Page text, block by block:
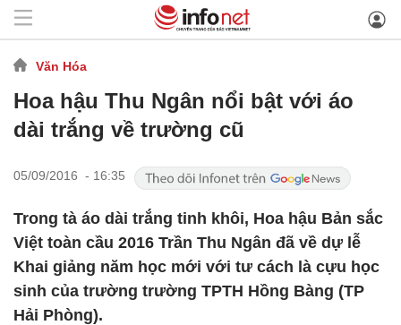
Văn Hóa
Hoa hậu Thu Ngân nổi bật với áo
dài trắng về trường cũ
05/09/2016 - 16:35
Trong tà áo dài trắng tinh khôi, Hoa hậu Bản sắc
Việt toàn cầu 2016 Trần Thu Ngân đã về dự lễ
Khai giảng năm học mới với tư cách là cựu học
sinh của trường trường TPTH Hồng Bàng (TP
Hải Phòng).